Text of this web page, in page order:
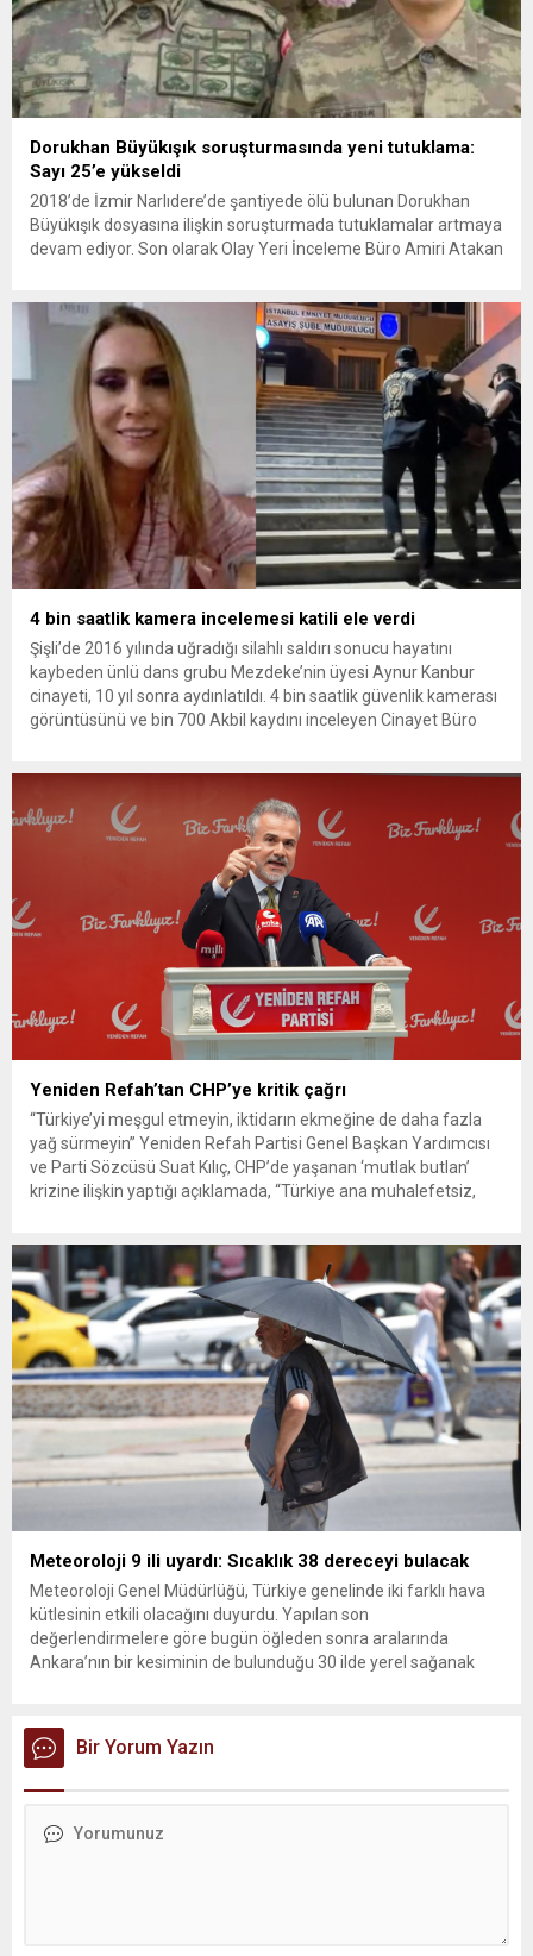
Dorukhan Büyükışık soruşturmasında yeni tutuklama:
Sayı 25’e yükseldi
2018’de İzmir Narlıdere’de şantiyede ölü bulunan Dorukhan
Büyükışık dosyasına ilişkin soruşturmada tutuklamalar artmaya
devam ediyor. Son olarak Olay Yeri İnceleme Büro Amiri Atakan
bulunan Dorukhan Büyükışık’a ilişkin yeniden açılan
soruşturmada tutuklamalar genişliyor. Son olarak dönemin...
4 bin saatlik kamera incelemesi katili ele verdi
Şişli’de 2016 yılında uğradığı silahlı saldırı sonucu hayatını
kaybeden ünlü dans grubu Mezdeke’nin üyesi Aynur Kanbur
cinayeti, 10 yıl sonra aydınlatıldı. 4 bin saatlik güvenlik kamerası
görüntüsünü ve bin 700 Akbil kaydını inceleyen Cinayet Büro
Yeniden Refah’tan CHP’ye kritik çağrı
“Türkiye’yi meşgul etmeyin, iktidarın ekmeğine de daha fazla
yağ sürmeyin” Yeniden Refah Partisi Genel Başkan Yardımcısı
ve Parti Sözcüsü Suat Kılıç, CHP’de yaşanan ‘mutlak butlan’
krizine ilişkin yaptığı açıklamada, “Türkiye ana muhalefetsiz,
olun. Türkiye’yi...
Meteoroloji 9 ili uyardı: Sıcaklık 38 dereceyi bulacak
Meteoroloji Genel Müdürlüğü, Türkiye genelinde iki farklı hava
kütlesinin etkili olacağını duyurdu. Yapılan son
değerlendirmelere göre bugün öğleden sonra aralarında
Ankara’nın bir kesiminin de bulunduğu 30 ilde yerel sağanak
üzerine çıkarak yaz değerlerine ulaşacak. Ayrıca...
Bir Yorum Yazın